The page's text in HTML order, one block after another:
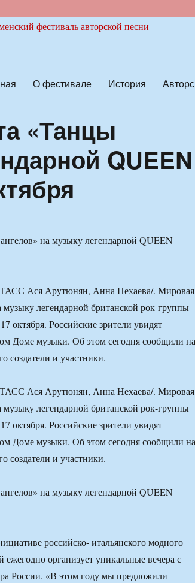
О фестивале История
«Танцы
QUEEN
Ася Арутюнян, Анна Нехаева/. Мировая
легендарной британской рок-группы
октября. Российские зрители увидят
Доме музыки. Об этом сегодня сообщили на
и участники.
Ася Арутюнян, Анна Нехаева/. Мировая
легендарной британской рок-группы
октября. Российские зрители увидят
Доме музыки. Об этом сегодня сообщили на
и участники.
российско- итальянского модного
организует уникальные вечера с
России. «В этом году мы предложили